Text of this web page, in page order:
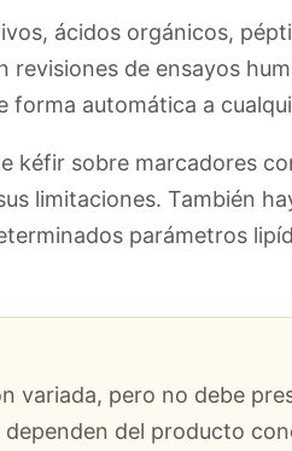
ácidos orgánicos,
de ensayos
forma automática a
kéfir sobre marcadores
limitaciones. También
parámetros
variada, pero no debe
del producto